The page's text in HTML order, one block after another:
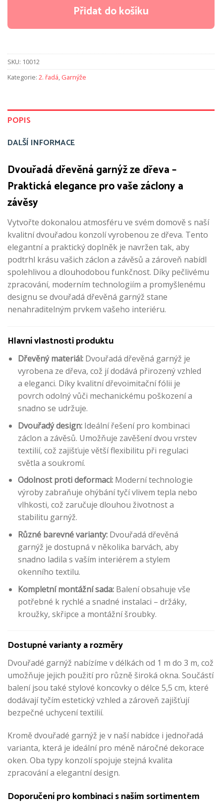
Přidat do košíku
SKU: 10012
Kategorie: 2. řadá, Garnýže
POPIS
DALŠÍ INFORMACE
Dvouřadá dřevěná garnýž ze dřeva –
Praktická elegance pro vaše záclony a
závěsy
Vytvořte dokonalou atmosféru ve svém domově s naší
kvalitní dvouřadou konzolí vyrobenou ze dřeva. Tento
elegantní a praktický doplněk je navržen tak, aby
podtrhl krásu vašich záclon a závěsů a zároveň nabídl
spolehlivou a dlouhodobou funkčnost. Díky pečlivému
zpracování, moderním technologiím a promyšlenému
designu se dvouřadá dřevěná garnýž stane
nenahraditelným prvkem vašeho interiéru.
Hlavní vlastnosti produktu
Dřevěný materiál:Dvouřadá dřevěná garnýž je
vyrobena ze dřeva, což jí dodává přirozený vzhled
a eleganci. Díky kvalitní dřevoimitační fólii je
povrch odolný vůči mechanickému poškození a
snadno se udržuje.
Dvouřadý design:Ideální řešení pro kombinaci
záclon a závěsů. Umožňuje zavěšení dvou vrstev
textilií, což zajišťuje větší flexibilitu při regulaci
světla a soukromí.
Odolnost proti deformaci:Moderní technologie
výroby zabraňuje ohýbání tyčí vlivem tepla nebo
vlhkosti, což zaručuje dlouhou životnost a
stabilitu garnýž.
Různé barevné varianty:Dvouřadá dřevěná
garnýž je dostupná v několika barvách, aby
snadno ladila s vaším interiérem a stylem
okenního textilu.
Kompletní montážní sada:Balení obsahuje vše
potřebné k rychlé a snadné instalaci – držáky,
kroužky, skřipce a montážní šroubky.
Dostupné varianty a rozměry
Dvouřadé garnýž nabízíme v délkách od 1 m do 3 m, což
umožňuje jejich použití pro různě široká okna. Součástí
balení jsou také stylové koncovky o délce 5,5 cm, které
dodávají tyčím estetický vzhled a zároveň zajišťují
bezpečné uchycení textilií.
Kromě dvouřadé garnýž je v naší nabídce i jednořadá
varianta, která je ideální pro méně náročné dekorace
oken. Oba typy konzolí spojuje stejná kvalita
zpracování a elegantní design.
Doporučení pro kombinaci s naším sortimentem